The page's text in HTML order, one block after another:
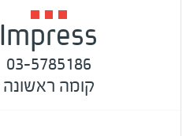
Impress
03-5785186
קומה ראשונה